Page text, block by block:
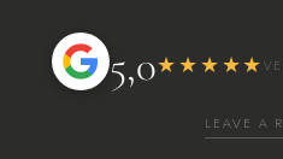
5,0★★★★★
LEAVE A